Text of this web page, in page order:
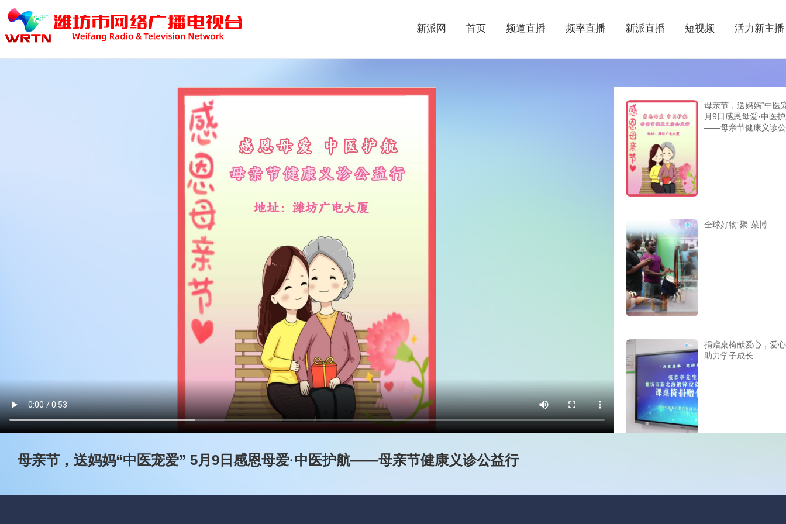
新派网 首页 频道直播 频率直播 新派直播 短视频 活力新主播
母亲节，送妈妈“中医宠爱” 5月9日感恩母爱·中医护航——母亲节健康义诊公益行
母亲节，送妈妈“中医
月9日感恩母爱·中医
——母亲节健康义诊
全球好物“聚”菜博
捐赠桌椅献爱心，爱
助力学子成长